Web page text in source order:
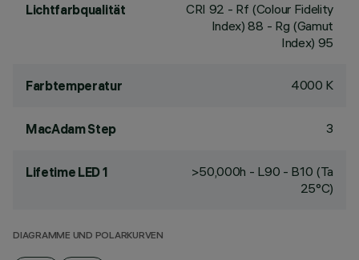
Lichtfarbqualität CRI 92 - Rf (Colour Fidelity
Index) 88 - Rg (Gamut
Index) 95
Farbtemperatur 4000 K
MacAdam Step 3
Lifetime LED 1
>50,000h - L90 - B10 (Ta
25°C)
DIAGRAMME UND POLARKURVEN